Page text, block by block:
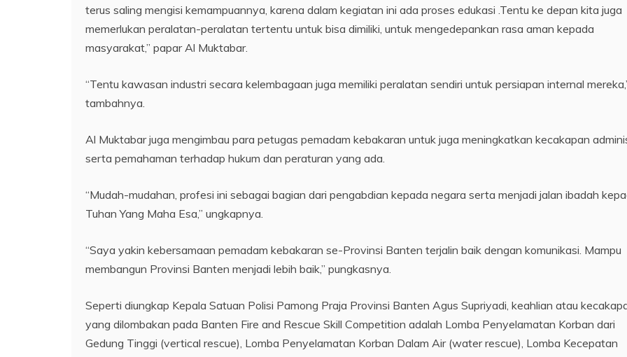
terus saling mengisi kemampuannya, karena dalam kegiatan ini ada proses edukasi .Tentu ke depan kita juga
memerlukan peralatan-peralatan tertentu untuk bisa dimiliki, untuk mengedepankan rasa aman kepada
masyarakat,” papar Al Muktabar.
“Tentu kawasan industri secara kelembagaan juga memiliki peralatan sendiri untuk persiapan internal
tambahnya.
Al Muktabar juga mengimbau para petugas pemadam kebakaran untuk juga meningkatkan kecakapan
serta pemahaman terhadap hukum dan peraturan yang ada.
“Mudah-mudahan, profesi ini sebagai bagian dari pengabdian kepada negara serta menjadi jalan ibadah
Tuhan Yang Maha Esa,” ungkapnya.
“Saya yakin kebersamaan pemadam kebakaran se-Provinsi Banten terjalin baik dengan komunikasi. Mampu
membangun Provinsi Banten menjadi lebih baik,” pungkasnya.
Seperti diungkap Kepala Satuan Polisi Pamong Praja Provinsi Banten Agus Supriyadi, keahlian atau
yang dilombakan pada Banten Fire and Rescue Skill Competition adalah Lomba Penyelamatan Korban dari
Gedung Tinggi (vertical rescue), Lomba Penyelamatan Korban Dalam Air (water rescue), Lomba Kecepatan